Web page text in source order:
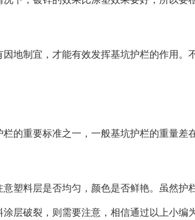
地制宜，才能有效发挥基坑护栏的作用。
的重要标准之一，一般基坑护栏的重量差
塑料层是否均匀，颜色是否鲜艳。虽然护
层破裂，则需要注意，相信通过以上小编